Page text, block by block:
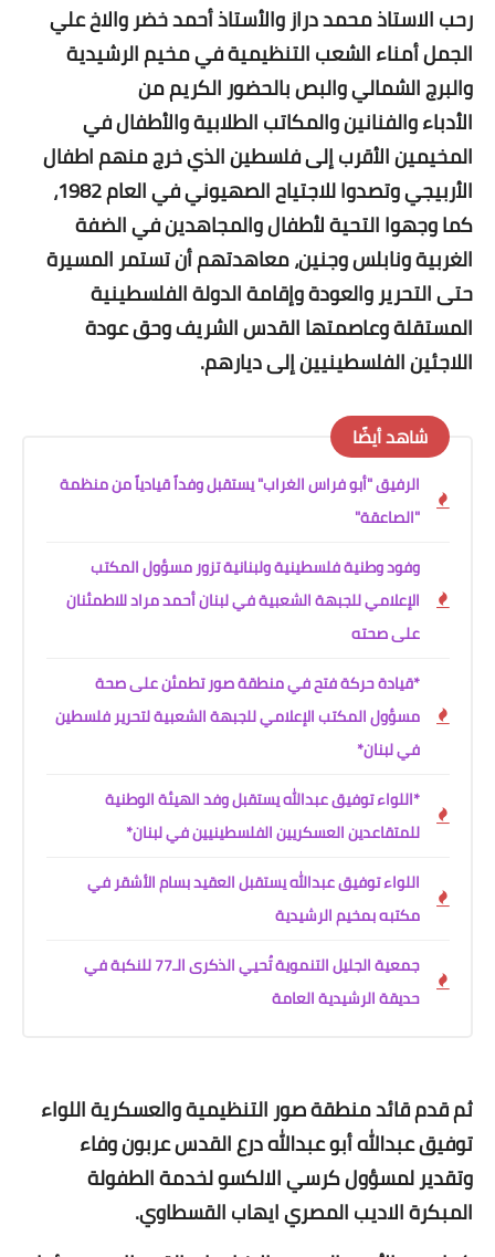
رحب الاستاذ محمد درازوالأستاذأحمد خضر والاخ علي
الجمل أمناء الشعب التنظيمية في مخيم الرشيدية
والبرج الشمالي والبص بالحضور الكريم من
الأدباءوالفنانين والمكاتب الطلابيةوالأطفالفي
المخيمينالأقربإلىفلسطين الذي خرج منهم اطفال
الأربيجي وتصدواللاجتياح
الصهيوني في العام 1982،
كما وجهوا التحيةلأطفالوالمجاهدين في الضفة
الغربية ونابلس وجنين، معاهدتهمأنتستمر المسيرة
حتى التحرير والعودة وإقامة الدولة الفلسطينية
المستقلة وعاصمتها القدس الشريف وحق عودة
اللاجئين الفلسطينيينإلىديارهم.
شاهد أيضًا
الرفيق "أبو فراس الغراب" يستقبل وفداً قيادياً من منظمة
"الصاعقة"
وفود وطنية فلسطينية ولبنانية تزور مسؤول المكتب
الإعلامي للجبهة الشعبية في لبنان أحمد مراد للاطمئنان
على صحته
*قيادة حركة فتح في منطقة صور تطمئن على صحة
مسؤول المكتب الإعلامي للجبهة الشعبية لتحرير فلسطين
في لبنان*
*اللواء توفيق عبدالله يستقبل وفد الهيئة الوطنية
للمتقاعدين العسكريين الفلسطينيين في لبنان*
اللواء توفيق عبدالله يستقبل العقيد بسام الأشقر في
مكتبه بمخيم الرشيدية
جمعية الجليل التنموية تُحيي الذكرى الـ77 للنكبة في
حديقة الرشيدية العامة
ثم قدم قائد منطقة صور التنظيمية والعسكرية اللواء
توفيق عبدالله أبو عبدالله درع القدس عربون وفاء
وتقدير لمسؤول كرسي الالكسو لخدمة الطفولة
المبكرة الاديب المصري ايهاب القسطاوي.